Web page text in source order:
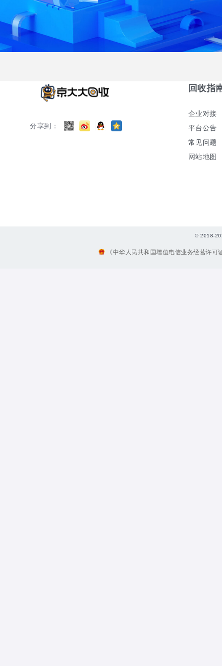
分享到：
回收指
企业对接
平台公告
常见问题
网站地图
© 2018-
《中华人民共和国增值电信业务经营许